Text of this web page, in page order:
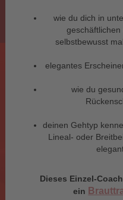
wie du dich in
selbstbewusst
elegantes
wie du
deinen Gehtyp
Lineal- oder
Dieses Einzel-
ein